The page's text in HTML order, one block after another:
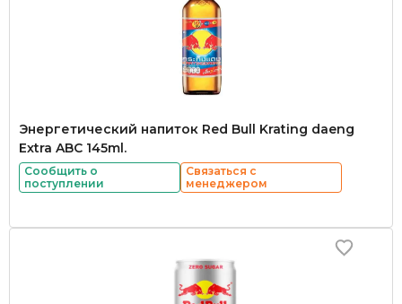
Энергетический напиток Red Bull Krating daeng
Extra ABC 145ml.
Сообщить о
поступлении
Связаться с
менеджером